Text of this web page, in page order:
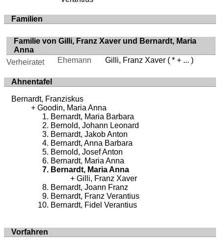
Familien
Familie von Gilli, Franz Xaver und Bernardt, Maria
Anna
Verheiratet
Ehemann Gilli, Franz Xaver ( * + ... )
Ahnentafel
Bernardt, Franziskus
Goodin, Maria Anna
Bernardt, Maria Barbara
Bernold, Johann Leonard
Bernardt, Jakob Anton
Bernardt, Anna Barbara
Bernold, Josef Anton
Bernardt, Maria Anna
Bernardt, Maria Anna
Gilli, Franz Xaver
Bernardt, Joann Franz
Bernardt, Franz Verantius
Bernardt, Fidel Verantius
Vorfahren